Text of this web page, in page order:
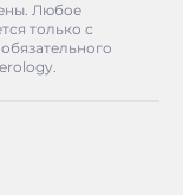
Любое
только с